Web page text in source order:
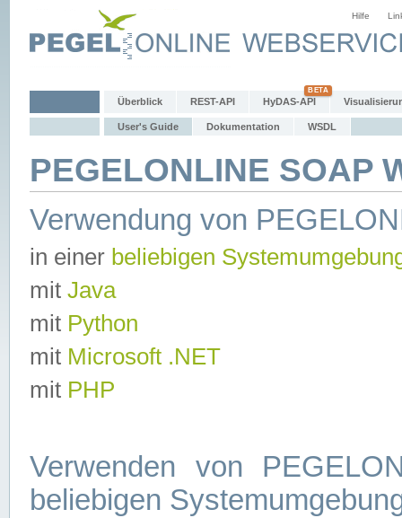
Hilfe
Überblick REST-API HyDAS-API
User's Guide Dokumentation WSDL
PEGELONLINE SOAP
Verwendung von
in einer beliebigen
mit Java
mit Python
mit Microsoft .NET
mit PHP
Verwenden von
beliebigen